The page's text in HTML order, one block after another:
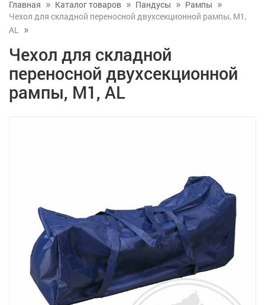
Главная Каталог товаров Пандусы
Рампы
Чехол для складной переносной двухсекционной рампы, М1,
AL
Чехол для складной
переносной двухсекционной
рампы, М1, AL